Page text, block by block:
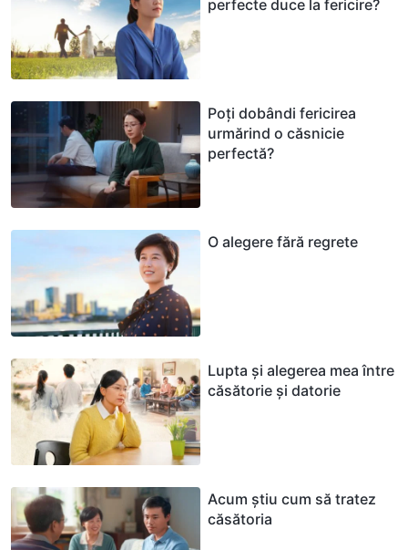
perfecte duce la fericire?
Poți dobândi fericirea
urmărind o căsnicie
perfectă?
O alegere fără regrete
Lupta și alegerea mea între
căsătorie și datorie
Acum știu cum să tratez
căsătoria